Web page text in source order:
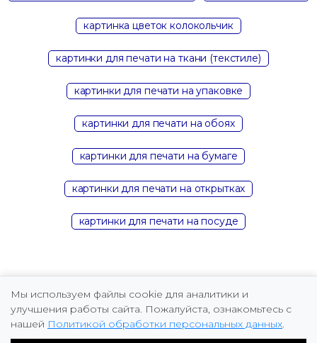
картинка цветок колокольчик
картинки для печати на ткани (текстиле)
картинки для печати на упаковке
картинки для печати на обоях
картинки для печати на бумаге
картинки для печати на открытках
картинки для печати на посуде
Мы используем файлы cookie для аналитики и
улучшения работы сайта. Пожалуйста, ознакомьтесь с
нашей Политикой обработки персональных данных.